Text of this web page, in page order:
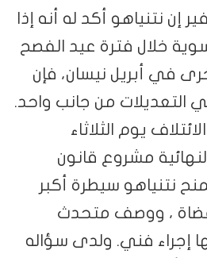
إن نتنياهو أكد له أنه إذا
خلال فترة عيد الفصح
في أبريل نيسان، فإن
التعديلات من جانب واحد.
يوم الثلاثاء
مشروع قانون
نتنياهو سيطرة أكبر
، ووصف متحدث
إجراء فني. ولدى سؤاله